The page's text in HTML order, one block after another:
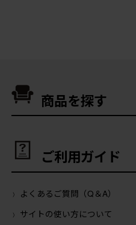
商品を探す
ご利用ガイド
よくあるご質問（Q＆A）
サイトの使い方について